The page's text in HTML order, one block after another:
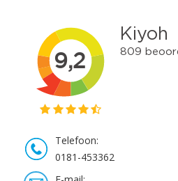
Telefoon:
0181-453362